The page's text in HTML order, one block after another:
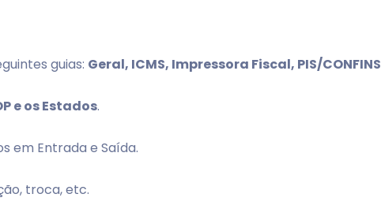
guias: Geral, ICMS, Impressora Fiscal, PIS/CONFINS
e os Estados.
em Entrada e Saída.
troca, etc.